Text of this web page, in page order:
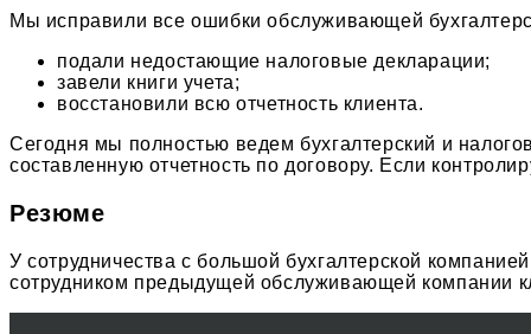
Мы исправили все ошибки обслуживающей
подали недостающие налоговые декларации;
завели книги учета;
восстановили всю отчетность клиента.
Сегодня мы полностью ведем бухгалтерский и
составленную отчетность по договору. Если
Резюме
У сотрудничества с большой бухгалтерской
сотрудником предыдущей обслуживающей компании